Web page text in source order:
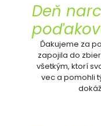
Deň
Ďakujeme za
zapojila do
všetkým, ktorí
vec a pomohli